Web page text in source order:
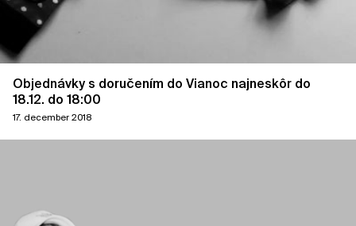
Objednávky s doručením do Vianoc najneskôr do
18.12. do 18:00
17. december 2018